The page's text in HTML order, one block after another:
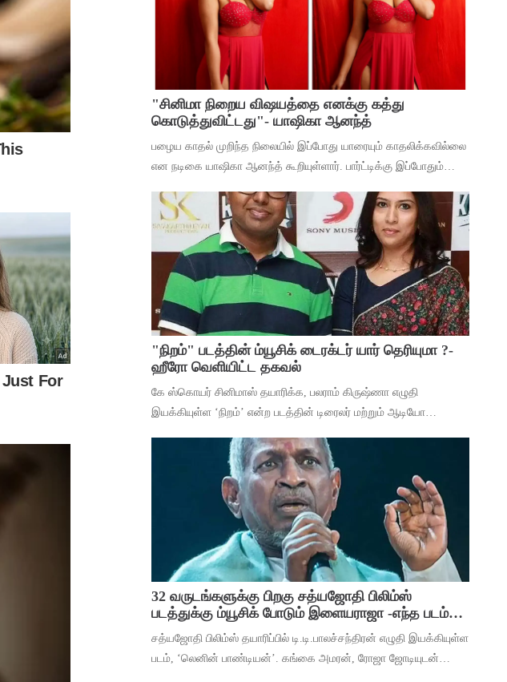
"சினிமா நிறைய விஷயத்தை எனக்கு கத்து
கொடுத்துவிட்டது"- யாஷிகா ஆனந்த்
பழைய காதல் முறிந்த நிலையில் இப்போது யாரையும் காதலிக்கவில்லை
என நடிகை யாஷிகா ஆனந்த் கூறியுள்ளார். பார்ட்டிக்கு இப்போதும்
பார்ட்டிக்கும் போகுறது
"நிறம்" படத்தின் ம்யூசிக் டைரக்டர் யார் தெரியுமா ?-
ஹீரோ வெளியிட்ட தகவல்
கே ஸ்கொயர் சினிமாஸ் தயாரிக்க, பலராம் கிருஷ்ணா எழுதி
இயக்கியுள்ள ‘நிறம்’ என்ற படத்தின் டிரைலர் மற்றும் ஆடியோ
பிரவஸ்தி, டான்ஸ் மாஸ்டர் சாய்
32 வருடங்களுக்கு பிறகு சத்யஜோதி பிலிம்ஸ்
படத்துக்கு ம்யூசிக் போடும் இளையராஜா -எந்த படம்
தெரியுமா ?
சத்யஜோதி பிலிம்ஸ் தயாரிப்பில் டி.டி.பாலச்சந்திரன் எழுதி இயக்கியுள்ள
படம், ‘லெனின் பாண்டியன்’. கங்கை அமரன், ரோஜா ஜோடியுடன்